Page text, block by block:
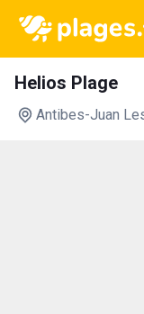
Helios Plage
Antibes-Juan